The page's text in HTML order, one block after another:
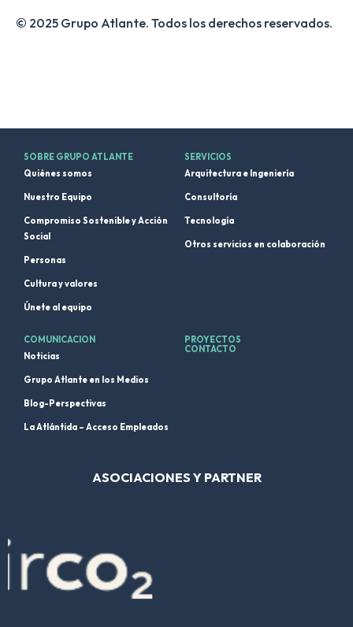
© 2025 Grupo Atlante. Todos los derechos reservados.
SOBRE GRUPO ATLANTE
Quiénes somos
Nuestro Equipo
Compromiso Sostenible y Acción
Social
Personas
Cultura y valores
Únete al equipo
SERVICIOS
Arquitectura e Ingeniería
Consultoría
Tecnología
Otros servicios en colaboración
COMUNICACION
Noticias
Grupo Atlante en los Medios
Blog-Perspectivas
La Atlántida – Acceso Empleados
PROYECTOS
CONTACTO
ASOCIACIONES Y PARTNER